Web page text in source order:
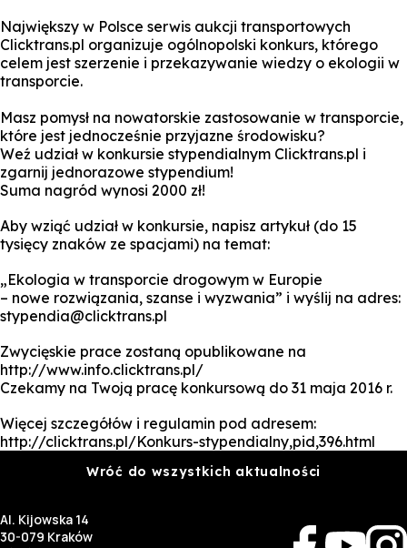
Zapisz się na studia
Największy w Polsce serwis aukcji transportowych
Clicktrans.pl organizuje ogólnopolski konkurs, którego
celem jest szerzenie i przekazywanie wiedzy o ekologii w
transporcie.
Masz pomysł na nowatorskie zastosowanie w transporcie,
które jest jednocześnie przyjazne środowisku?
Weź udział w konkursie stypendialnym Clicktrans.pl i
zgarnij jednorazowe stypendium!
Suma nagród wynosi 2000 zł!
Aby wziąć udział w konkursie, napisz artykuł (do 15
tysięcy znaków ze spacjami) na temat:
„Ekologia w transporcie drogowym w Europie
– nowe rozwiązania, szanse i wyzwania” i wyślij na adres:
stypendia@clicktrans.pl
Zwycięskie prace zostaną opublikowane na
http://www.info.clicktrans.pl/
Czekamy na Twoją pracę konkursową do 31 maja 2016 r.
Więcej szczegółów i regulamin pod adresem:
http://clicktrans.pl/Konkurs-stypendialny,pid,396.html
Wróć do wszystkich aktualności
Al. Kijowska 14
30-079 Kraków